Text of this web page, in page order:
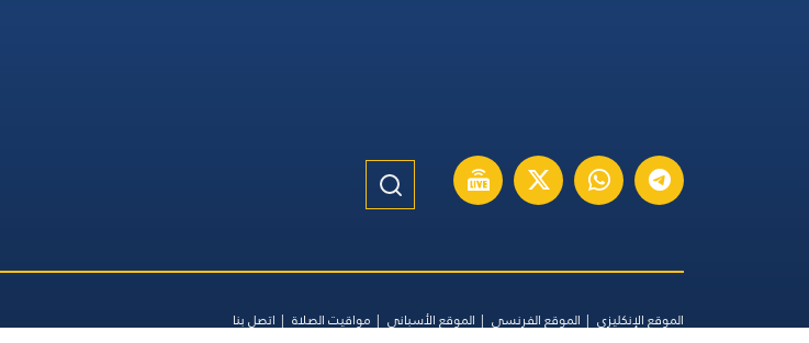
الموقع الإنكليزي الموقع الفرنسي الموقع الأسباني مواقيت الصلاة اتصل بنا